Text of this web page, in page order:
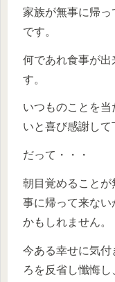
家族が無事に帰
です。
何であれ食事が
す。
いつものことを
いと喜び感謝して
だって・・・
朝目覚めること
事に帰って来な
かもしれません。
今ある幸せに気付
ろを反省し懺悔